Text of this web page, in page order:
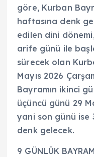
göre, Kurban
haftasına denk
edilen dini
arife günü ile
sürecek olan
Mayıs 2026
Bayramın ikinci
üçüncü günü 29
yani son günü ise
denk gelecek.
9 GÜNLÜK